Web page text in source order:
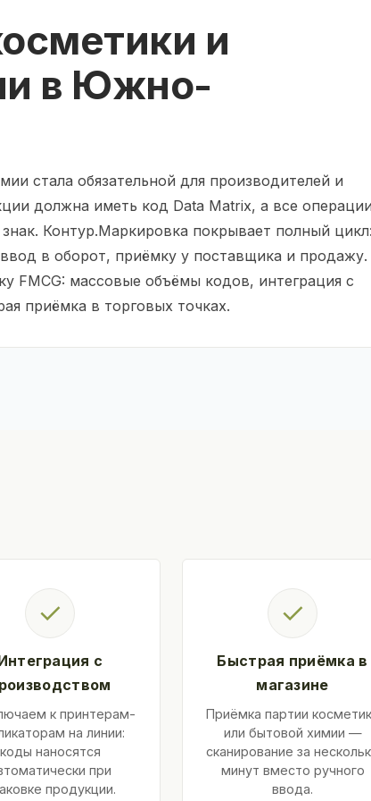
и
в Южно-
стала обязательной для производителей и
должна иметь код Data Matrix, а все
Контур.Маркировка покрывает полный
в оборот, приёмку у поставщика и продажу.
FMCG: массовые объёмы кодов, интеграция с
приёмка в торговых точках.
✓
с
к принтерам-
на линии:
коды наносятся
при
продукции.
✓
Быстрая приёмка в
магазине
Приёмка партии
или бытовой химии —
сканирование за
минут вместо ручного
ввода.